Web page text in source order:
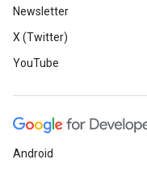
Newsletter
X (Twitter)
YouTube
Android